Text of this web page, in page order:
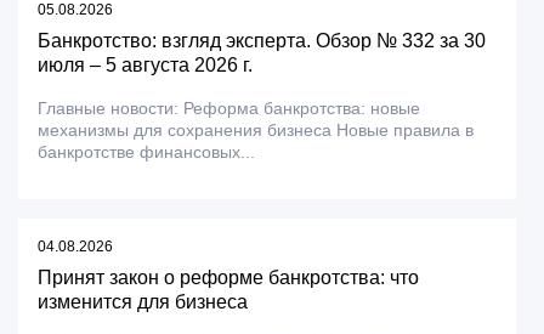
05.08.2026
Банкротство: взгляд эксперта. Обзор № 332 за 30
июля – 5 августа 2026 г.
Главные новости: Реформа банкротства: новые
механизмы для сохранения бизнеса Новые правила в
банкротстве финансовых...
04.08.2026
Принят закон о реформе банкротства: что
изменится для бизнеса